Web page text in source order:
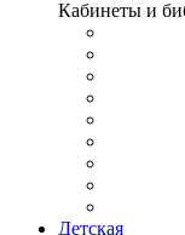
Кабинеты и
Детская